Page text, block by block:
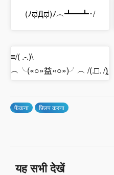
(ﾉಥДಥ)ﾉ︵┻━┻･/
≡/( .-.)\
︵╰(«○»益«○»)╯︵ /(.□. /)̨
फेंकना फ़्लिप करना
यह सभी देखें